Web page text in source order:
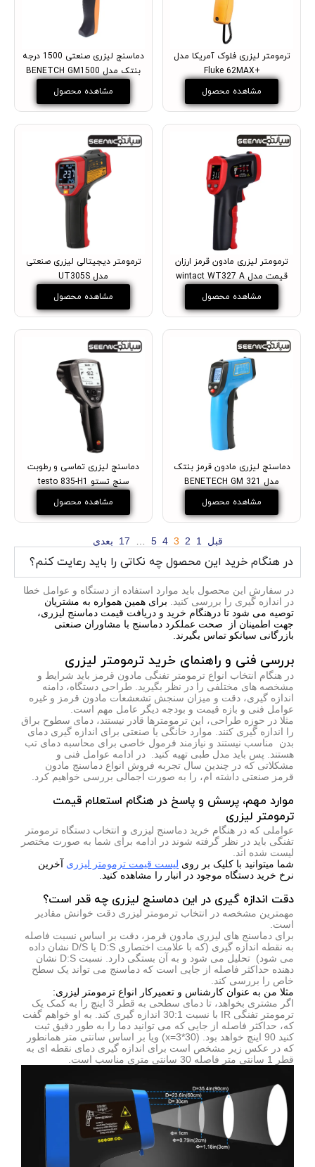
ترمومتر لیزری فلوک آمریکا مدل
+Fluke 62MAX
مشاهده محصول
دماسنج لیزری صنعتی 1500 درجه
بنتک مدل BENETCH GM1500
مشاهده محصول
ترمومتر لیزری مادون قرمز ارزان
قیمت مدل wintact WT327 A
مشاهده محصول
ترمومتر دیجیتالی لیزری صنعتی
مدل UT305S
مشاهده محصول
دماسنج لیزری مادون قرمز بنتک
مدل BENETECH GM 321
مشاهده محصول
دماسنج لیزری تماسی و رطوبت
سنج تستو testo 835-H1
مشاهده محصول
قبل 1
2
3
4
5
…
17 بعدی
در هنگام خرید این محصول چه نکاتی را باید رعایت کنم؟
در سفارش این محصول باید موارد استفاده از دستگاه و عوامل خطا
در اندازه گیری را بررسی کنید. برای همین همواره به مشتریان
توصیه می شود تا درهنگام خرید و دریافت قیمت دماسنج لیزری،
جهت اطمینان از صحت عملکرد دماسنج با مشاوران صنعتی
بازرگانی سیانکو تماس بگیرند.
بررسی فنی و راهنمای خرید ترمومتر لیزری
در هنگام انتخاب انواع ترمومتر تفنگی مادون قرمز باید شرایط و
مشخصه های مختلفی را در نظر بگیرید. طراحی دستگاه، دامنه
اندازه گیری، دقت و میزان سنجش تشعشعات مادون قرمز و غیره
عوامل فنی و بازه قیمت و بودجه دیگر عامل مهم است.
مثلا در حوزه طراحی، این ترمومترها قادر نیستند، دمای سطوح براق
را اندازه گیری کنند. موارد خانگی یا صنعتی برای اندازه گیری دمای
بدن مناسب نیستند و نیازمند فرمول خاصی برای محاسبه دمای تب
هستند. پس باید مدل طبی تهیه کنید. در ادامه عوامل فنی و
مشکلاتی که در چندین سال تجربه فروش انواع دماسنج مادون
قرمز صنعتی داشته ام، را به صورت اجمالی بررسی خواهیم کرد.
موارد مهم، پرسش و پاسخ در هنگام استعلام قیمت
ترمومتر لیزری
عواملی که در هنگام خرید دماسنج لیزری و انتخاب دستگاه ترمومتر
تفنگی باید در نظر گرفته شوند در ادامه برای شما به صورت مختصر
لیست شده اند.
شما میتوانید با کلیک بر روی لیست قیمت ترمومتر لیزری آخرین
نرخ خرید دستگاه موجود در انبار را مشاهده کنید.
دقت اندازه گیری در این دماسنج لیزری چه قدر است؟
مهمترین مشخصه در انتخاب ترمومتر لیزری دقت خوانش مقادیر
است.
برای دماسنج های لیزری مادون قرمز، دقت بر اساس نسبت فاصله
به نقطه اندازه گیری (که با علامت اختصاری D:S یا D/S نشان داده
می شود) تحلیل می شود و به آن بستگی دارد. نسبت D:S نشان
دهنده حداکثر فاصله از جایی است که دماسنج می تواند یک سطح
خاص را بررسی کند.
مثلا من به عنوان کارشناس و تعمیرکار انواع ترمومتر لیزری:
اگر مشتری بخواهد، تا دمای سطحی به قطر 3 اینچ را به کمک یک
ترمومتر تفنگی IR با نسبت 30:1 اندازه گیری کند. به او خواهم گفت
که، حداکثر فاصله از جایی که می توانید دما را به طور دقیق ثبت
کنید 90 اینچ خواهد بود. (x=3*30) ویا بر اساس سانتی متر همانطور
که در عکس زیر مشخص است برای اندازه گیری دمای نقطه ای به
قطر 1 سانتی متر فاصله 30 سانتی متری مناسب است.